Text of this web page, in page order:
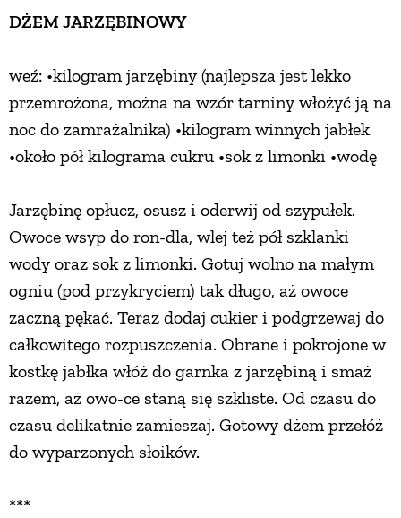
DŻEM JARZĘBINOWY
weź: •kilogram jarzębiny (najlepsza jest lekko
przemrożona, można na wzór tarniny włożyć ją na
noc do zamrażalnika) •kilogram winnych jabłek
•około pół kilograma cukru •sok z limonki •wodę
Jarzębinę opłucz, osusz i oderwij od szypułek.
Owoce wsyp do ron-dla, wlej też pół szklanki
wody oraz sok z limonki. Gotuj wolno na małym
ogniu (pod przykryciem) tak długo, aż owoce
zaczną pękać. Teraz dodaj cukier i podgrzewaj do
całkowitego rozpuszczenia. Obrane i pokrojone w
kostkę jabłka włóż do garnka z jarzębiną i smaż
razem, aż owo-ce staną się szkliste. Od czasu do
czasu delikatnie zamieszaj. Gotowy dżem przełóż
do wyparzonych słoików.
***